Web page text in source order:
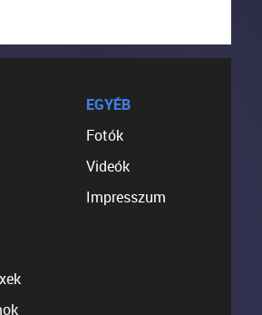
EGYÉB
Fotók
Videók
Impresszum